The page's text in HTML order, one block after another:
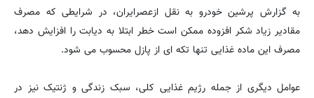
به گزارش پرشین خودرو به نقل ازعصرایران، در شرایطی که مصرف
مقادیر زیاد شکر افزوده ممکن است خطر ابتلا به دیابت را افزایش دهد،
مصرف این ماده غذایی تنها تکه ای از پازل محسوب می شود.
عوامل دیگری از جمله رژیم غذایی کلی، سبک زندگی و ژنتیک نیز در